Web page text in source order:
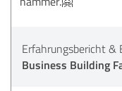
Erfahrungsbericht &
Business Building